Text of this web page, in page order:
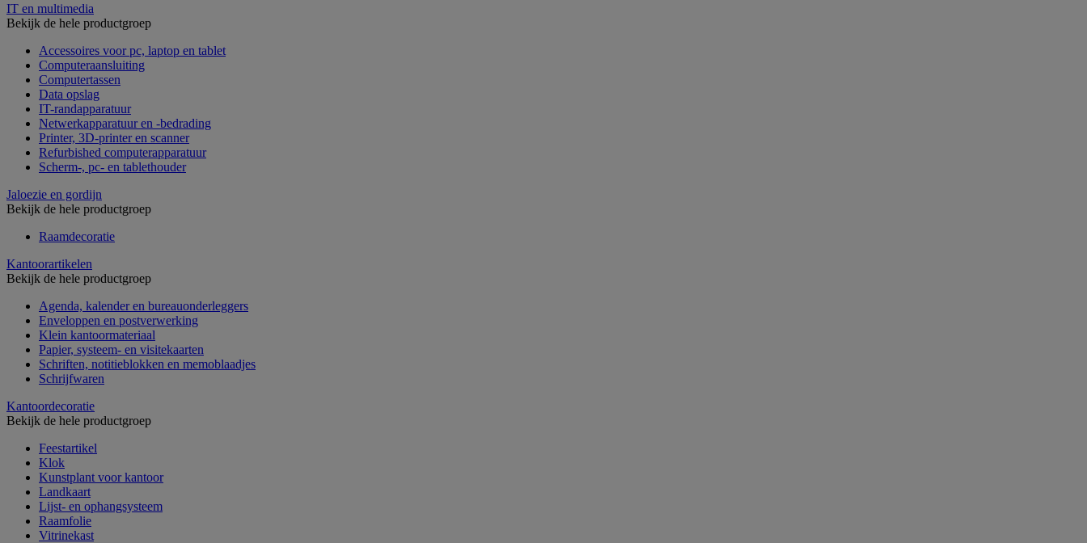
IT en multimedia
Bekijk de hele productgroep
Accessoires voor pc, laptop en tablet
Computeraansluiting
Computertassen
Data opslag
IT-randapparatuur
Netwerkapparatuur en -bedrading
Printer, 3D-printer en scanner
Refurbished computerapparatuur
Scherm-, pc- en tablethouder
Jaloezie en gordijn
Bekijk de hele productgroep
Raamdecoratie
Kantoorartikelen
Bekijk de hele productgroep
Agenda, kalender en bureauonderleggers
Enveloppen en postverwerking
Klein kantoormateriaal
Papier, systeem- en visitekaarten
Schriften, notitieblokken en memoblaadjes
Schrijfwaren
Kantoordecoratie
Bekijk de hele productgroep
Feestartikel
Klok
Kunstplant voor kantoor
Landkaart
Lijst- en ophangsysteem
Raamfolie
Vitrinekast